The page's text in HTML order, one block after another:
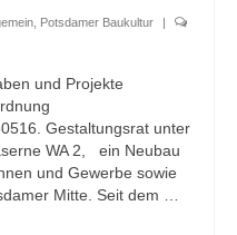
Potsdamer Baukultur
|
und Projekte
Gestaltungsrat unter
WA 2, ein Neubau
und Gewerbe sowie
Mitte. Seit dem …